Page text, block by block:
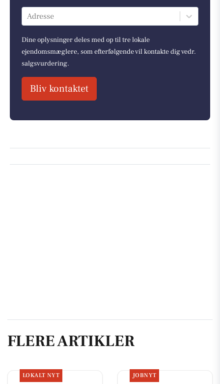
Adresse
Dine oplysninger deles med op til tre lokale
ejendomsmæglere, som efterfølgende vil kontakte dig vedr.
salgsvurdering.
Bliv kontaktet
FLERE ARTIKLER
LOKALT NYT JOBNYT